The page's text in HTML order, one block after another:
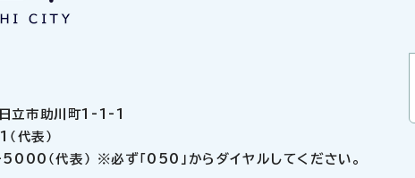
立市助川町1-1-1
代表）
（代表） ※必ず「050」からダイヤルしてください。